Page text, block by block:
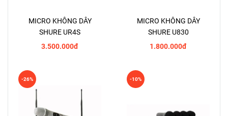
MICRO KHÔNG DÂY
SHURE UR4S
3.500.000đ
MICRO KHÔNG DÂY
SHURE U830
1.800.000đ
-26% -10%